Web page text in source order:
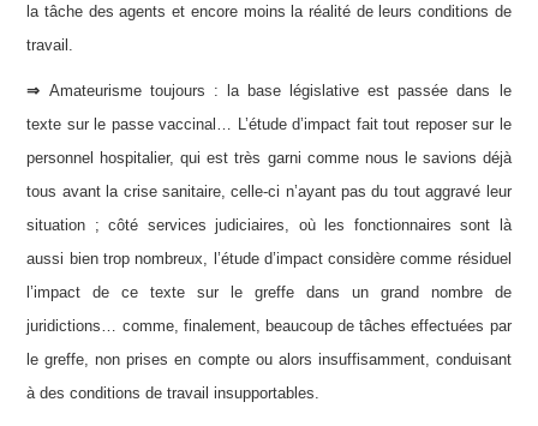
la tâche des agents et encore moins la réalité de leurs conditions de
travail.
⇒ Amateurisme toujours : la base législative est passée dans le
texte sur le passe vaccinal… L’étude d’impact fait tout reposer sur le
personnel hospitalier, qui est très garni comme nous le savions déjà
tous avant la crise sanitaire, celle-ci n’ayant pas du tout aggravé leur
situation ; côté services judiciaires, où les fonctionnaires sont là
aussi bien trop nombreux, l’étude d’impact considère comme résiduel
l’impact de ce texte sur le greffe dans un grand nombre de
juridictions… comme, finalement, beaucoup de tâches effectuées par
le greffe, non prises en compte ou alors insuffisamment, conduisant
à des conditions de travail insupportables.